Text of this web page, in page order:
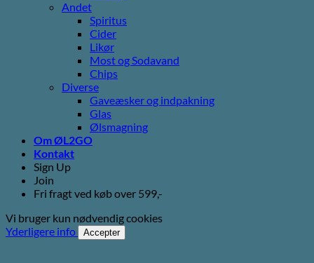
Andet
Spiritus
Cider
Likør
Most og Sodavand
Chips
Diverse
Gaveæsker og indpakning
Glas
Ølsmagning
Om ØL2GO
Kontakt
Sign Up
Join
Fri fragt ved køb over 599,-
Vi bruger kun nødvendig cookies
Yderligere info
Accepter